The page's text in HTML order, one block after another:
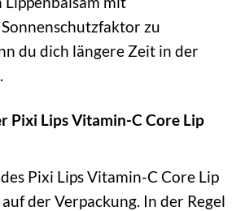
zu
du dich längere Zeit in der
Pixi Lips Vitamin-C Core Lip
Pixi Lips Vitamin-C Core Lip
der Verpackung. In der Regel